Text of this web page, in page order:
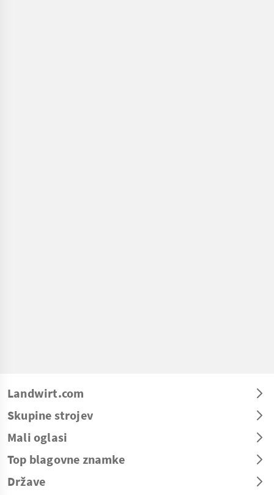
Landwirt.com
Skupine strojev
Mali oglasi
Top blagovne znamke
Države